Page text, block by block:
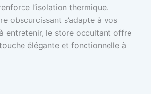
l’isolation thermique.
obscurcissant s’adapte à vos
entretenir, le store occultant offre
élégante et fonctionnelle à